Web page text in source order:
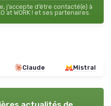
j’accepte d’être contacté(e) à
at WORK ! et ses partenaires.
Claude Mistral